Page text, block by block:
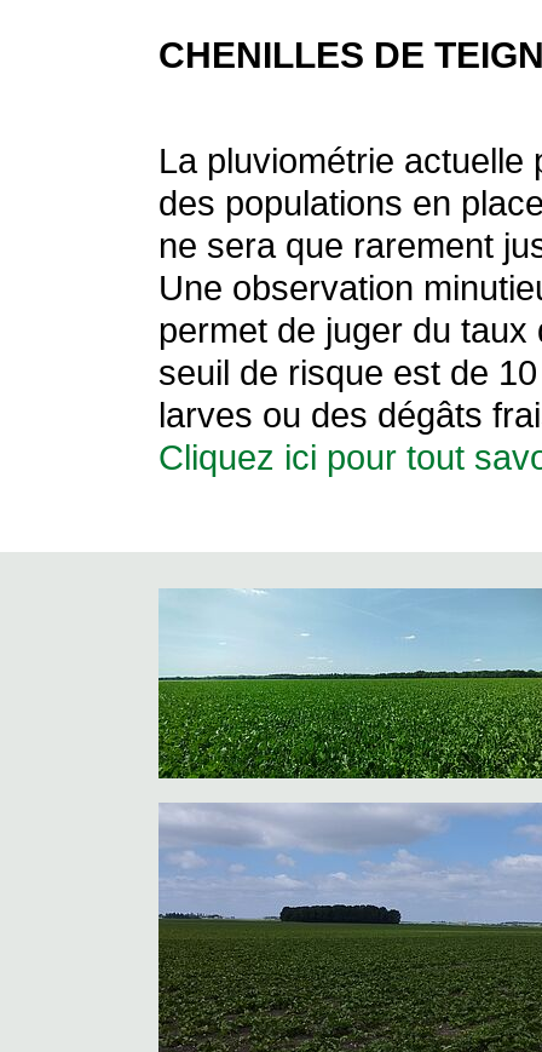
CHENILLES DE
La pluviométrie actuelle
des populations en
ne sera que rarement
Une observation
permet de juger du taux
seuil de risque est de
larves ou des dégâts
Cliquez ici pour tout